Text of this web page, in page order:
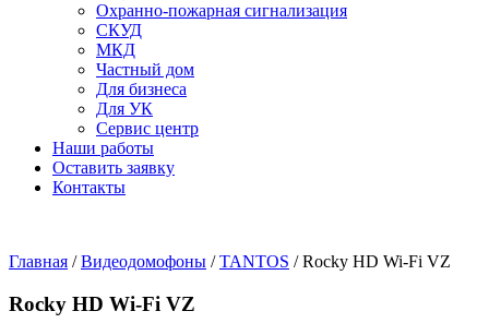
Охранно-пожарная сигнализация
СКУД
МКД
Частный дом
Для бизнеса
Для УК
Сервис центр
Наши работы
Оставить заявку
Контакты
Главная /Видеодомофоны /TANTOS / Rocky HD Wi-Fi VZ
Rocky HD Wi-Fi VZ